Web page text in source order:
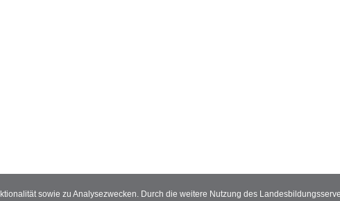
sowie zu Analysezwecken. Durch die weitere Nutzung des